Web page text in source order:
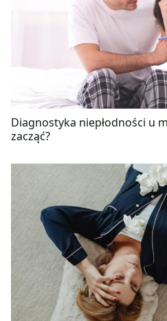
Diagnostyka niepłodności u
zacząć?